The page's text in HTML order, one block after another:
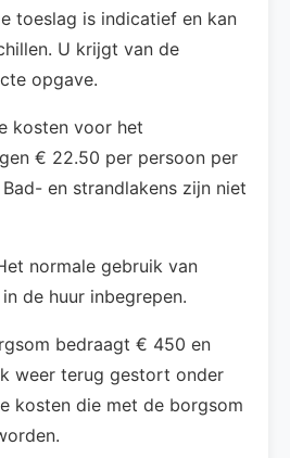
toeslag is indicatief en kan
U krijgt van de
opgave.
kosten voor het
€ 22.50 per persoon per
en strandlakens zijn niet
normale gebruik van
de huur inbegrepen.
bedraagt € 450 en
weer terug gestort onder
kosten die met de borgsom